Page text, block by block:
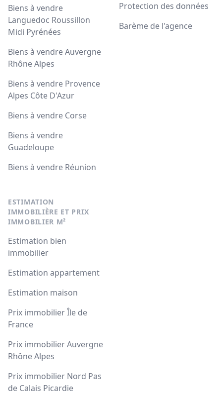
Biens à vendre
Languedoc Roussillon
Midi Pyrénées
Biens à vendre Auvergne
Rhône Alpes
Biens à vendre Provence
Alpes Côte D'Azur
Biens à vendre Corse
Biens à vendre
Guadeloupe
Biens à vendre Réunion
ESTIMATION
IMMOBILIÈRE ET PRIX
IMMOBILIER M²
Estimation bien
immobilier
Estimation appartement
Estimation maison
Prix immobilier Île de
France
Prix immobilier Auvergne
Rhône Alpes
Prix immobilier Nord Pas
de Calais Picardie
Protection des données
Barème de l'agence